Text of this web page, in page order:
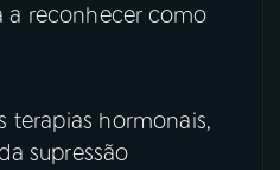
reconhecer como
terapias hormonais,
supressão